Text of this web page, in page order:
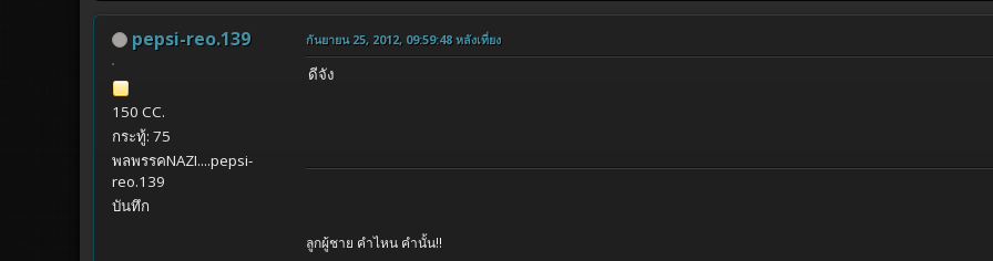
pepsi-reo.139
150 CC.
กระทู้: 75
พลพรรคNAZI....pepsi-
reo.139
บันทึก
กันยายน 25, 2012, 09:59:48 หลังเที่ยง
ดีจัง
ลูกผู้ชาย คำไหน คำนั้น!!